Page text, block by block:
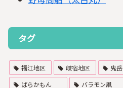
タグ
福江地区 岐宿地区 鬼岳
ばらかもん
バラモン凧